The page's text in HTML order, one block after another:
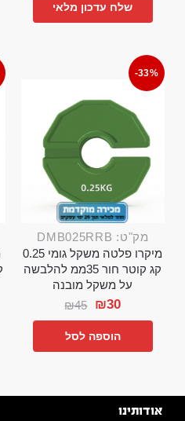
שלח עדכון מלאי
-33%
מק"ט: DMB025RRB
מיקרו פלטה משקל גומי 0.25
קג קוטר חור 35ממ להלבשה
על משקל מובנה
₪45 ₪30
הוספה לסל
אודותינו